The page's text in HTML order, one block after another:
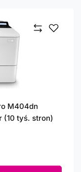
M404dn
(10 tyś. stron)